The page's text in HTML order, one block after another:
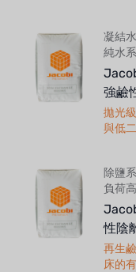
凝結
純水
強鹼
拋光
與低
除鹽
負荷
性陰
再生
床的